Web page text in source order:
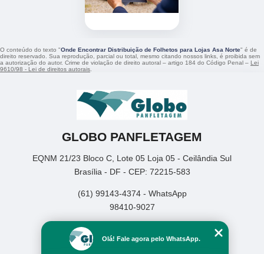
O conteúdo do texto "Onde Encontrar Distribuição de Folhetos para Lojas Asa Norte" é de
direito reservado. Sua reprodução, parcial ou total, mesmo citando nossos links, é proibida sem
a autorização do autor. Crime de violação de direito autoral – artigo 184 do Código Penal – Lei
9610/98 - Lei de direitos autorais
GLOBO PANFLETAGEM
EQNM 21/23 Bloco C, Lote 05 Loja 05 - Ceilândia Sul
Brasília - DF - CEP: 72215-583
(61) 99143-4374 - WhatsApp
98410-9027
Empresa
Olá! Fale agora pelo WhatsApp.